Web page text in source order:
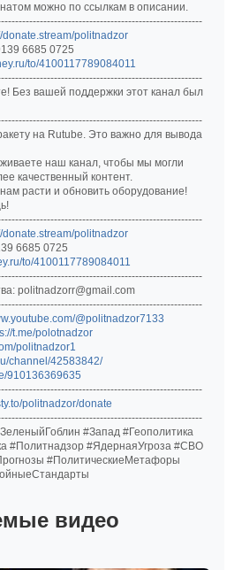
можно по ссылкам в описании.
donate.stream/politnadzor
6685 0725
to/4100117789084011
Без вашей поддержки этот канал был
на Rutube. Это важно для вывода
наш канал, чтобы мы могли
качественный контент.
расти и обновить оборудование!
donate.stream/politnadzor
6685 0725
to/4100117789084011
politnadzorr@gmail.com
@politnadzor7133
t.me/polotnadzor
politnadzor1
channel/42583842/
910136369635
politnadzor/donate
#Запад #Геополитика
#Политнадзор #ЯдернаяУгроза #СВО
#ПолитическиеМетафоры
видео